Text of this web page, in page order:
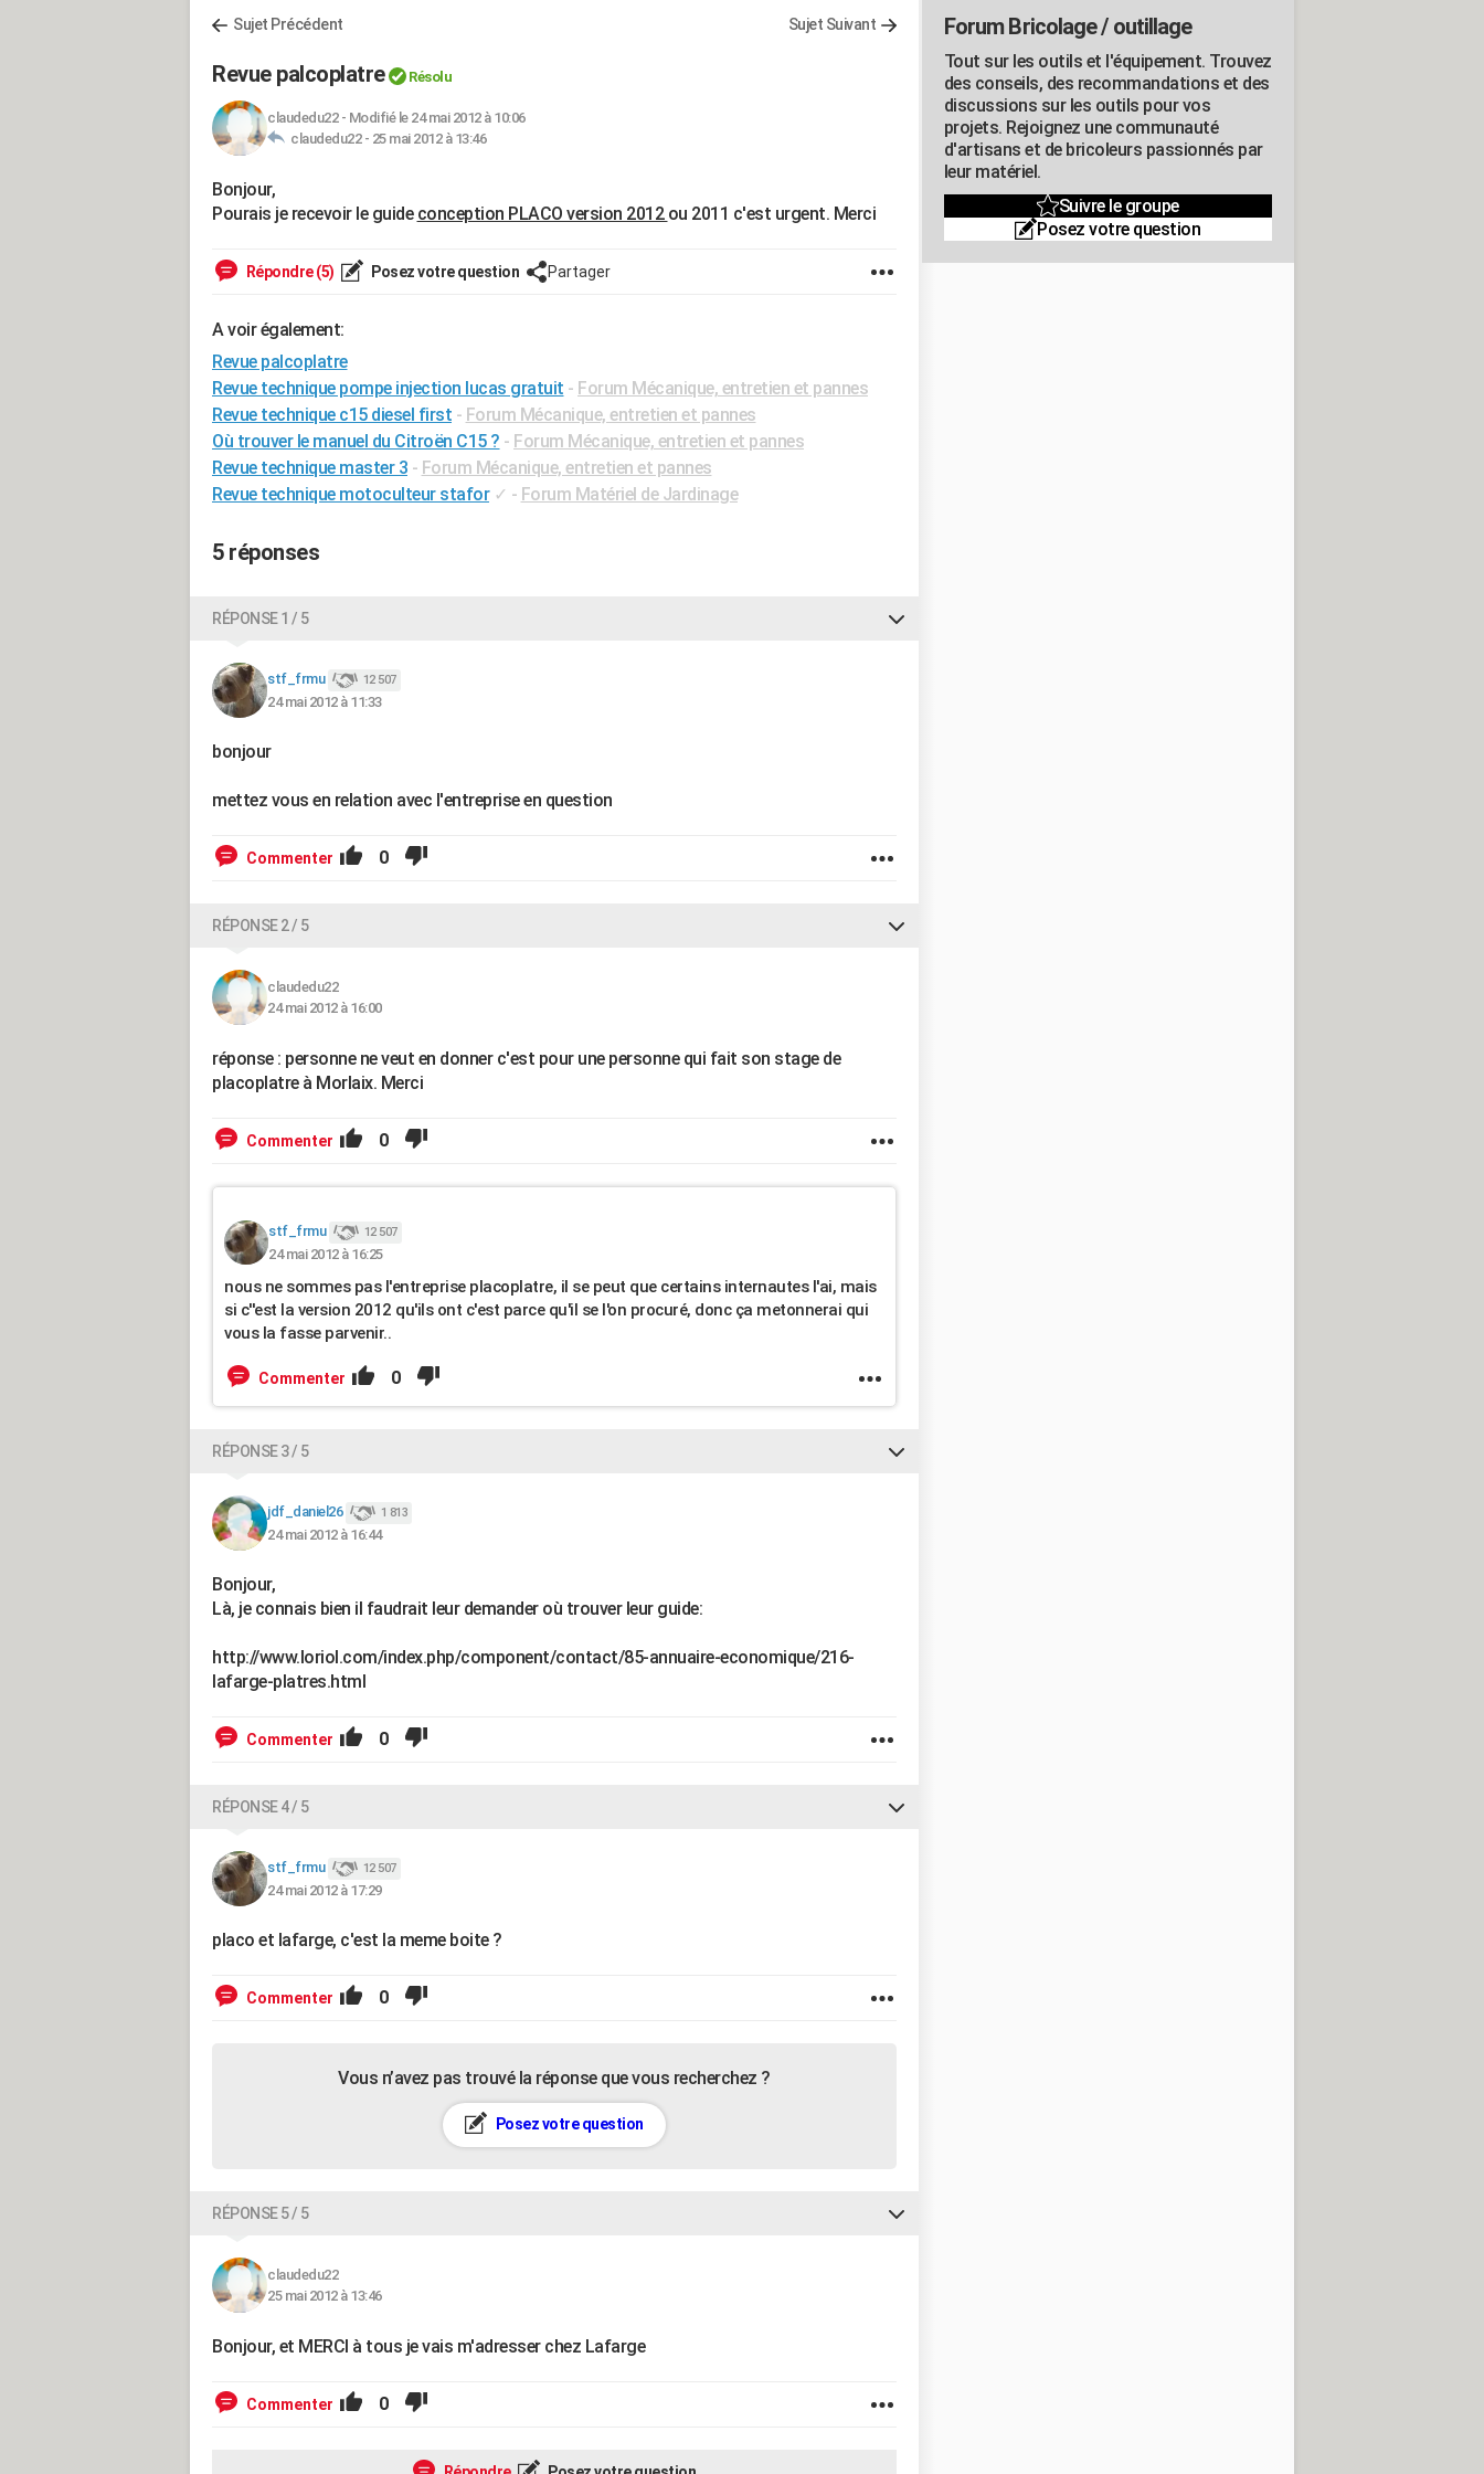
Sujet Précédent Sujet Suivant
Revue palcoplatre Résolu
claudedu22- Modifié le 24 mai 2012 à 10:06
claudedu22 - 25 mai 2012 à 13:46
Bonjour,
Pourais je recevoir le guide conception PLACO version 2012 ou 2011 c'est urgent. Merci
Répondre (5) Posez votre question Partager
A voir également:
Revue palcoplatre
Revue technique pompe injection lucas gratuit - Forum Mécanique, entretien et pannes
Revue technique c15 diesel first - Forum Mécanique, entretien et pannes
Où trouver le manuel du Citroën C15 ? - Forum Mécanique, entretien et pannes
Revue technique master 3 - Forum Mécanique, entretien et pannes
Revue technique motoculteur stafor ✓ - Forum Matériel de Jardinage
5 réponses
RÉPONSE 1 / 5
stf_frmu 12 507
24 mai 2012 à 11:33
bonjour
mettez vous en relation avec l'entreprise en question
Commenter 0
RÉPONSE 2 / 5
claudedu22
24 mai 2012 à 16:00
réponse : personne ne veut en donner c'est pour une personne qui fait son stage de
placoplatre à Morlaix. Merci
Commenter 0
stf_frmu 12 507
24 mai 2012 à 16:25
nous ne sommes pas l'entreprise placoplatre, il se peut que certains internautes l'ai, mais
si c''est la version 2012 qu'ils ont c'est parce qu'il se l'on procuré, donc ça metonnerai qui
vous la fasse parvenir..
Commenter 0
RÉPONSE 3 / 5
jdf_daniel26 1 813
24 mai 2012 à 16:44
Bonjour,
Là, je connais bien il faudrait leur demander où trouver leur guide:
http://www.loriol.com/index.php/component/contact/85-annuaire-economique/216-
lafarge-platres.html
Commenter 0
RÉPONSE 4 / 5
stf_frmu 12 507
24 mai 2012 à 17:29
placo et lafarge, c'est la meme boite ?
Commenter 0
Vous n’avez pas trouvé la réponse que vous recherchez ?
Posez votre question
RÉPONSE 5 / 5
claudedu22
25 mai 2012 à 13:46
Bonjour, et MERCI à tous je vais m'adresser chez Lafarge
Commenter 0
Forum Bricolage / outillage
Tout sur les outils et l'équipement. Trouvez
des conseils, des recommandations et des
discussions sur les outils pour vos
projets. Rejoignez une communauté
d'artisans et de bricoleurs passionnés par
leur matériel.
Suivre le groupe
Posez votre question